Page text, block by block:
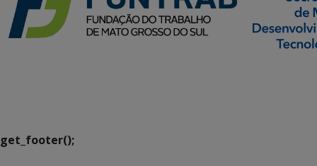
get_footer();